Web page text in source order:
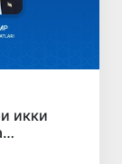
икки